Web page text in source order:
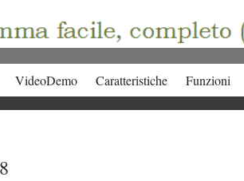
VideoDemo Caratteristiche Funzioni